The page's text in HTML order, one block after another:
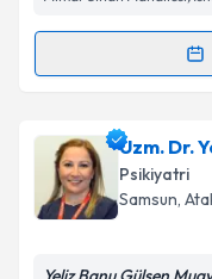
Randevu
Uzm. Psk. Birgül
oluşturun. Size
takvim
Uzm. Dr.
Psikiyatri
Samsun,